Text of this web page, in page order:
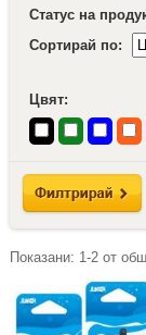
Статус на
Сортирай по:
Цвят:
Показани: 1-2от